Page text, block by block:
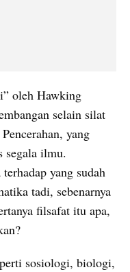
oleh Hawking
selain silat
yang
segala ilmu.
yang sudah
tadi, sebenarnya
filsafat itu apa,
sosiologi, biologi,